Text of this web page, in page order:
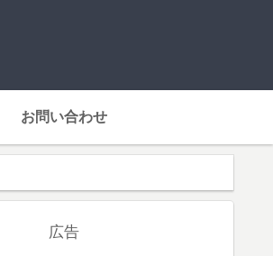
お問い合わせ
広告